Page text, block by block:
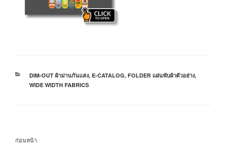
DIM-OUT ผ้าม่านกันแสง, E-CATALOG, FOLDER แผ่นพับผ้าตัวอย่าง,
WIDE WIDTH FABRICS
ก่อนหน้า